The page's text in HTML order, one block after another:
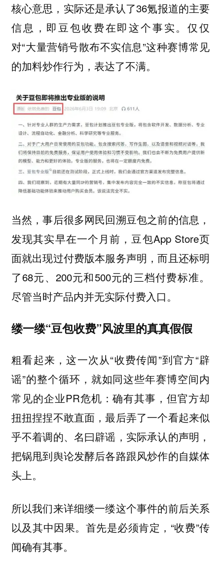
核心意思，实际还是承认了36氪报道的主要
信息，即豆包收费在即这个事实。仅仅
对“大量营销号散布不实信息”这种赛博常见
的加料炒作行为，表达了不满。
当然，事后很多网民回溯豆包之前的信息，
发现其实早在一个月前，豆包App Store页
面就出现过付费版本服务声明，而且还标明
了68元、200元和500元的三档付费标准。
尽管当时产品内并无实际付费入口。
缕一缕“豆包收费”风波里的真真假假
粗看起来，这一次从“收费传闻”到官方“辟
谣”的整个循环，就如同这些年赛博空间内
常见的企业PR危机：确有其事，但官方却
扭扭捏捏不敢直面，最后弄了一个看起来似
乎不着调的、名曰辟谣，实际承认的声明，
把锅甩到舆论发酵后各路跟风炒作的自媒体
头上。
所以我们来详细缕一缕这个事件的前后关系
以及其中因果。首先是必须肯定，“收费”传
闻确有其事。